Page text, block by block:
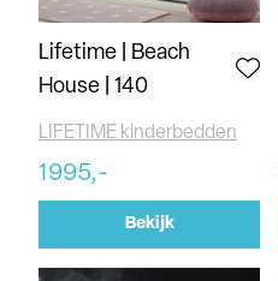
Lifetime | Beach
House | 140
LIFETIME kinderbedden
1995,-
Bekijk